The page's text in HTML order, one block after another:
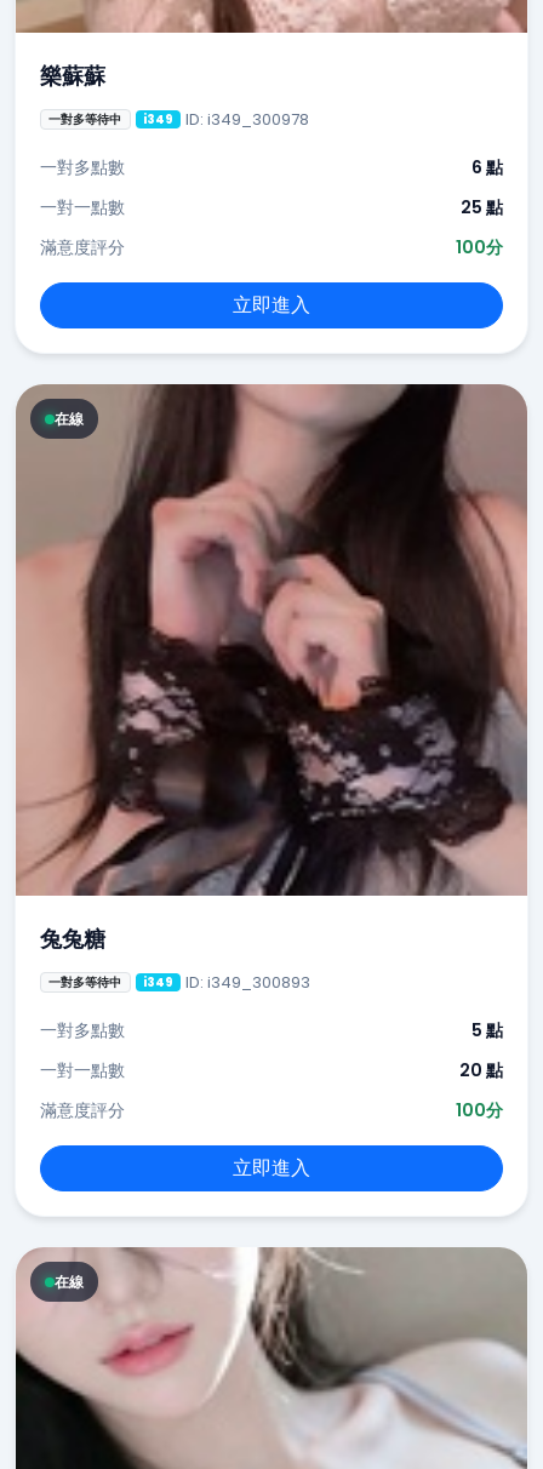
樂蘇蘇
一對多等待中 i349 ID: i349_300978
一對多點數
6 點
一對一點數
25 點
滿意度評分
100分
立即進入
在線
兔兔糖
一對多等待中 i349 ID: i349_300893
一對多點數
5 點
一對一點數
20 點
滿意度評分
100分
立即進入
在線